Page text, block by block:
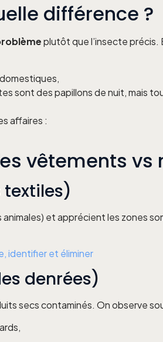
différence ?
plutôt que l’insecte précis.
sont des papillons de nuit, mais
affaires :
vêtements
textiles)
et apprécient les zones
identifier et éliminer
denrées)
secs contaminés. On observe